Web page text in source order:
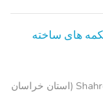
های ساخته
Shahrestān-e Sarbīsheh (استان خراسان